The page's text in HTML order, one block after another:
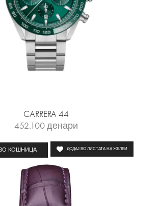
CARRERA 44
452.100денари
КОШНИЦА ДОДАЈ ВО ЛИСТАТА НА ЖЕЛБИ